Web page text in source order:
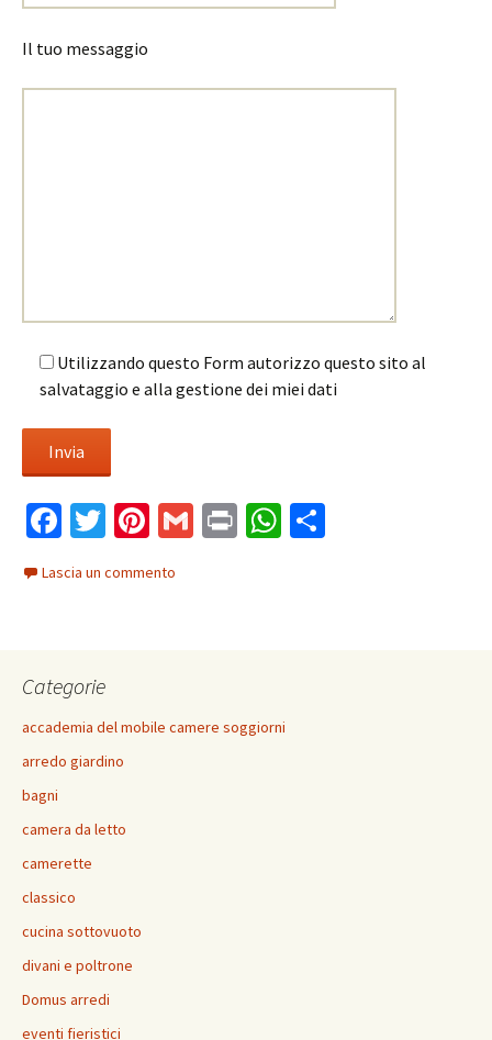
Il tuo messaggio
Utilizzando questo Form autorizzo questo sito al
salvataggio e alla gestione dei miei dati
Fa
ce
b
k
T
tt
Pi
nt
er
G
Pr W
Lascia un commento
Categorie
accademia del mobile camere soggiorni
arredo giardino
bagni
camera da letto
camerette
classico
cucina sottovuoto
divani e poltrone
Domus arredi
eventi fieristici